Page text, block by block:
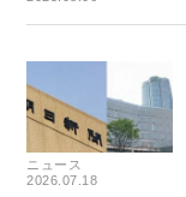
ニュース
2026.07.18